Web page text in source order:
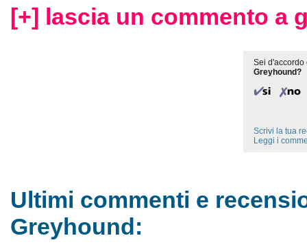
[+] lascia un commento a
Sei d'accordo
Greyhound?
Scrivi la tua
Leggi i
Ultimi commenti e
Greyhound: